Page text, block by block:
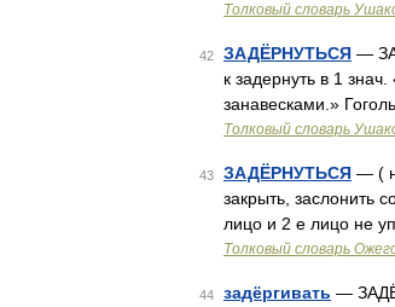
Толковый словарь
42 ЗАДЁРНУТЬСЯ —
к задернуть в 1
занавесками.»
Толковый словарь
43 ЗАДЁРНУТЬСЯ — (
закрыть, заслонить
лицо и 2 е лицо не
Толковый словарь
44 задёргивать —